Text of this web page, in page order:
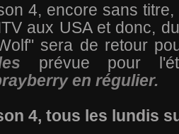
4, encore sans
aux USA et donc,
sera de retour
prévue pour
en régulier.
4, tous les lundis